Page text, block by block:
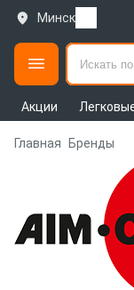
Минск
Акции
Главная Бренды